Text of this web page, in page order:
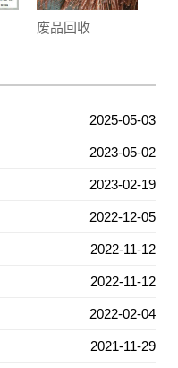
废品回收
2025-05-03
2023-05-02
2023-02-19
2022-12-05
2022-11-12
2022-11-12
2022-02-04
2021-11-29